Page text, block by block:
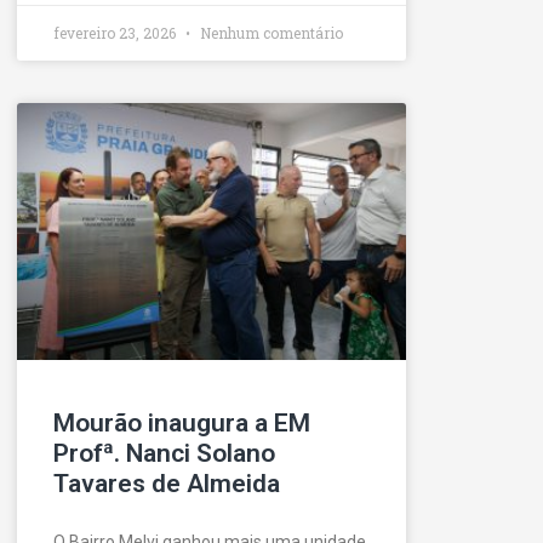
fevereiro 23, 2026 Nenhum comentário
Mourão inaugura a EM
Profª. Nanci Solano
Tavares de Almeida